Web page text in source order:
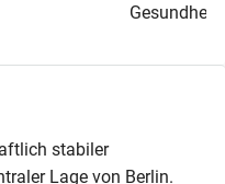
stabiler
Lage von Berlin.